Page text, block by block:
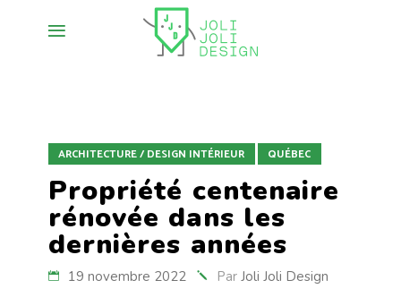
ARCHITECTURE / DESIGN INTÉRIEUR QUÉBEC
Propriété centenaire
rénovée dans les
dernières années
19 novembre 2022 Par Joli Joli Design